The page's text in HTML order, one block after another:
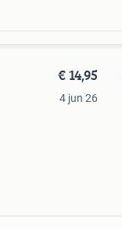
€ 14,95
4 jun 26